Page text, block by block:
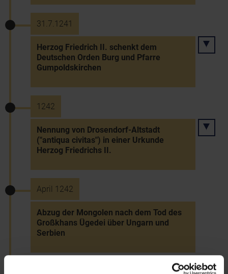
31.7.1241
Herzog Friedrich II. schenkt dem
Deutschen Orden Burg und Pfarre
Gumpoldskirchen
1242
Nennung von Drosendorf-Altstadt
("antiqua civitas") in einer Urkunde
Herzog Friedrichs II.
April 1242
Abzug der Mongolen nach dem Tod des
Großkhans Ügedei über Ungarn und
Serbien